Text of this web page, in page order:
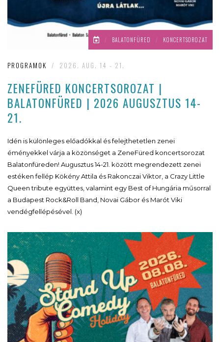
/ BALATONFÜRED / KONCERTSOROZAT
PROGRAMOK / 2026. AUG. 14 - 21.
ZENEFÜRED KONCERTSOROZAT |
BALATONFÜRED | 2026 AUGUSZTUS 14-
21.
Idén is különleges előadókkal és felejthetetlen zenei
éményekkel várja a közönséget a ZeneFüred koncertsorozat
Balatonfüreden! Augusztus 14-21. között megrendezett zenei
estéken fellép Kökény Attila és Rakonczai Viktor, a Crazy Little
Queen tribute együttes, valamint egy Best of Hungária műsorral
a Budapest Rock&Roll Band, Novai Gábor és Marót Viki
vendégfellépésével. (x)